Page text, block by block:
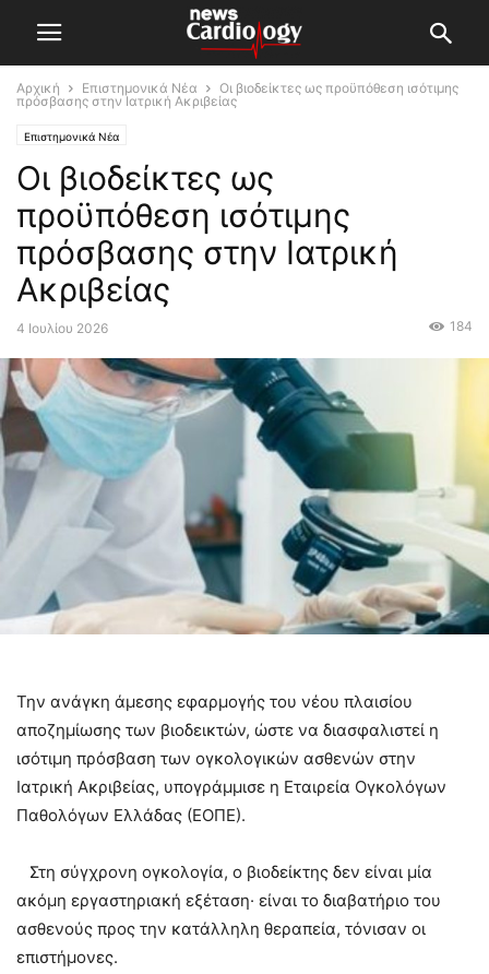
Αρχική Επιστημονικά Νέα
Οι βιοδείκτες ως προϋπόθεση ισότιμης
πρόσβασης στην Ιατρική Ακριβείας
Επιστημονικά Νέα
Οι βιοδείκτες ως
προϋπόθεση ισότιμης
πρόσβασης στην Ιατρική
Ακριβείας
4 Ιουλίου 2026 184
Την ανάγκη άμεσης εφαρμογής του νέου πλαισίου
αποζημίωσης των βιοδεικτών, ώστε να διασφαλιστεί η
ισότιμη πρόσβαση των ογκολογικών ασθενών στην
Ιατρική Ακριβείας, υπογράμμισε η Εταιρεία Ογκολόγων
Παθολόγων Ελλάδας (ΕΟΠΕ).
Στη σύγχρονη ογκολογία, ο βιοδείκτης δεν είναι μία
ακόμη εργαστηριακή εξέταση· είναι το διαβατήριο του
ασθενούς προς την κατάλληλη θεραπεία, τόνισαν οι
επιστήμονες.